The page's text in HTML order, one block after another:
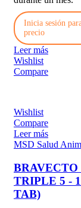
Inicia sesión
precio
Leer más
Wishlist
Compare
Wishlist
Compare
Leer más
MSD Salud
BRAVECTO
TRIPLE 5 -
TAB)